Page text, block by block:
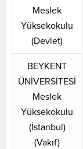
Meslek
Yüksekokulu
(Devlet)
BEYKENT
ÜNİVERSİTESİ
Meslek
Yüksekokulu
(İstanbul)
(Vakıf)